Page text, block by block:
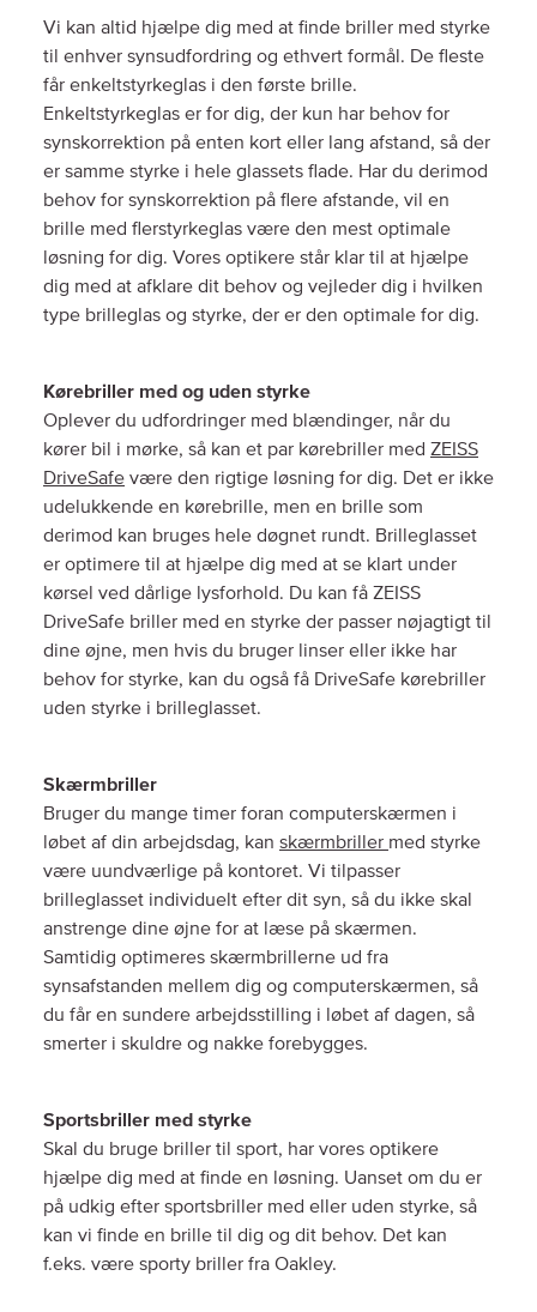
Vi kan altid hjælpe dig med at finde briller med styrke
til enhver synsudfordring og ethvert formål. De fleste
får enkeltstyrkeglas i den første brille.
Enkeltstyrkeglas er for dig, der kun har behov for
synskorrektion på enten kort eller lang afstand, så der
er samme styrke i hele glassets flade. Har du derimod
behov for synskorrektion på flere afstande, vil en
brille med flerstyrkeglas være den mest optimale
løsning for dig. Vores optikere står klar til at hjælpe
dig med at afklare dit behov og vejleder dig i hvilken
type brilleglas og styrke, der er den optimale for dig.
Kørebriller med og uden styrke
Oplever du udfordringer med blændinger, når du
kører bil i mørke, så kan et par kørebriller med ZEISS
DriveSafe være den rigtige løsning for dig. Det er ikke
udelukkende en kørebrille, men en brille som
derimod kan bruges hele døgnet rundt. Brilleglasset
er optimere til at hjælpe dig med at se klart under
kørsel ved dårlige lysforhold. Du kan få ZEISS
DriveSafe briller med en styrke der passer nøjagtigt til
dine øjne, men hvis du bruger linser eller ikke har
behov for styrke, kan du også få DriveSafe kørebriller
uden styrke i brilleglasset.
Skærmbriller
Bruger du mange timer foran computerskærmen i
løbet af din arbejdsdag, kan skærmbriller med styrke
være uundværlige på kontoret. Vi tilpasser
brilleglasset individuelt efter dit syn, så du ikke skal
anstrenge dine øjne for at læse på skærmen.
Samtidig optimeres skærmbrillerne ud fra
synsafstanden mellem dig og computerskærmen, så
du får en sundere arbejdsstilling i løbet af dagen, så
smerter i skuldre og nakke forebygges.
Sportsbriller med styrke
Skal du bruge briller til sport, har vores optikere
hjælpe dig med at finde en løsning. Uanset om du er
på udkig efter sportsbriller med eller uden styrke, så
kan vi finde en brille til dig og dit behov. Det kan
f.eks. være sporty briller fra Oakley.